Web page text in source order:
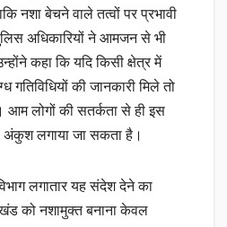
नशा बेचने वाले तत्वों पर प्रभावी
अधिकारियों ने आमजन से भी
कहा कि यदि किसी क्षेत्र में
गतिविधियों की जानकारी मिले तो
लोगों की सतर्कता से ही इस
अंकुश लगाया जा सकता है।
लगातार यह संदेश देने का
को नशामुक्त बनाना केवल